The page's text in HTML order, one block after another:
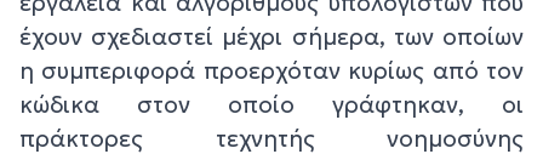
έχουν σχεδιαστεί μέχρι σήμερα, των οποίων
η συμπεριφορά προερχόταν κυρίως από τον
κώδικα στον οποίο γράφτηκαν, οι
πράκτορες τεχνητής νοημοσύνης